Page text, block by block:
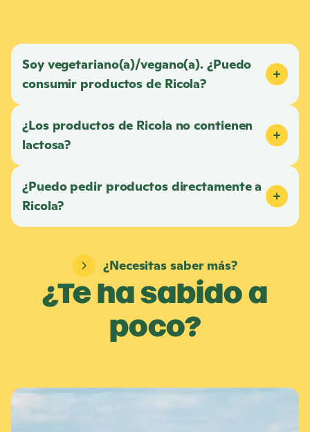
Soy vegetariano(a)/vegano(a). ¿Puedo
consumir productos de Ricola?
¿Los productos de Ricola no contienen
lactosa?
¿Puedo pedir productos directamente a
Ricola?
¿Necesitas saber más?
¿Te ha sabido a
poco?
M
á